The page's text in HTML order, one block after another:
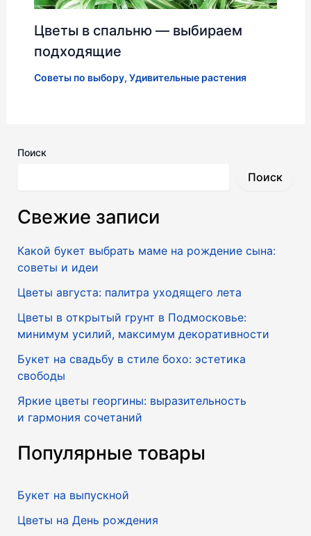
Цветы в спальню — выбираем
подходящие
Советы по выбору, Удивительные растения
Поиск
Поиск
Свежие записи
Какой букет выбрать маме на рождение сына:
советы и идеи
Цветы августа: палитра уходящего лета
Цветы в открытый грунт в Подмосковье:
минимум усилий, максимум декоративности
Букет на свадьбу в стиле бохо: эстетика
свободы
Яркие цветы георгины: выразительность
и гармония сочетаний
Популярные товары
Букет на выпускной
Цветы на День рождения